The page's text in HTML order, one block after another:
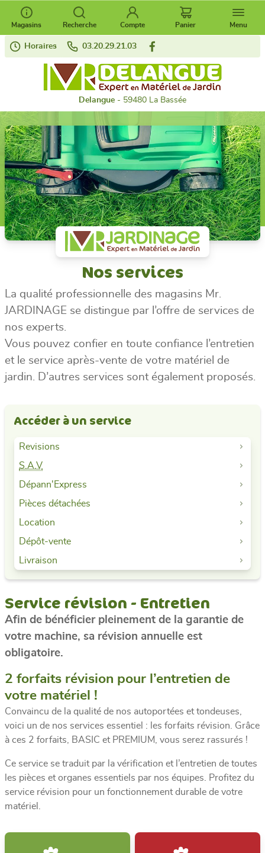
Horaires 03.20.29.21.03
Delangue - 59480 La Bassée
Magasins Recherche Compte Panier Menu
Nos services
La qualité professionnelle des magasins Mr.
JARDINAGE se distingue par l’offre de services de
nos experts.
Vous pouvez confier en toute confiance l’entretien
et le service après-vente de votre matériel de
jardin. D’autres services sont également proposés.
Accéder à un service
Revisions
S.A.V
Dépann'Express
Pièces détachées
Location
Dépôt-vente
Livraison
Service révision - Entretien
Afin de bénéficier pleinement de la garantie de
votre machine, sa révision annuelle est
obligatoire.
2 forfaits révision pour l’entretien de
votre matériel !
Convaincu de la qualité de nos autoportées et tondeuses,
voici un de nos services essentiel : les forfaits révision. Grâce
à ces 2 forfaits, BASIC et PREMIUM, vous serez rassurés !
Ce service se traduit par la vérification et l’entretien de toutes
les pièces et organes essentiels par nos équipes. Profitez du
service révision pour un fonctionnement durable de votre
matériel.